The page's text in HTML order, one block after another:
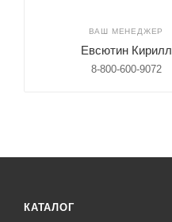
ВАШ МЕНЕДЖЕР
Евсютин Кирилл
8-800-600-9072
КАТАЛОГ